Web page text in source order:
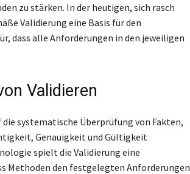
zu stärken. In der heutigen, sich rasch
Validierung eine Basis für den
dass alle Anforderungen in den jeweiligen
Validieren
systematische Überprüfung von Fakten,
Genauigkeit und Gültigkeit
spielt die Validierung eine
Methoden den festgelegten Anforderungen